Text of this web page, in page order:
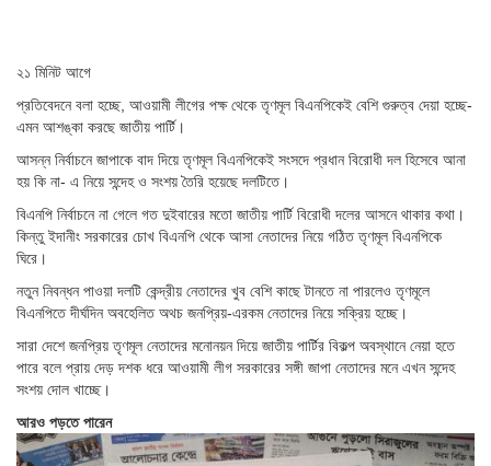
২১ মিনিট আগে
প্রতিবেদনে বলা হচ্ছে, আওয়ামী লীগের পক্ষ থেকে তৃণমূল বিএনপিকেই বেশি গুরুত্ব দেয়া হচ্ছে-
এমন আশঙ্কা করছে জাতীয় পার্টি।
আসন্ন নির্বাচনে জাপাকে বাদ দিয়ে তৃণমূল বিএনপিকেই সংসদে প্রধান বিরোধী দল হিসেবে আনা
হয় কি না- এ নিয়ে সন্দেহ ও সংশয় তৈরি হয়েছে দলটিতে।
বিএনপি নির্বাচনে না গেলে গত দুইবারের মতো জাতীয় পার্টি বিরোধী দলের আসনে থাকার কথা।
কিন্তু ইদানীং সরকারের চোখ বিএনপি থেকে আসা নেতাদের নিয়ে গঠিত তৃণমূল বিএনপিকে
ঘিরে।
নতুন নিবন্ধন পাওয়া দলটি কেন্দ্রীয় নেতাদের খুব বেশি কাছে টানতে না পারলেও তৃণমূলে
বিএনপিতে দীর্ঘদিন অবহেলিত অথচ জনপ্রিয়-এরকম নেতাদের নিয়ে সক্রিয় হচ্ছে।
সারা দেশে জনপ্রিয় তৃণমূল নেতাদের মনোনয়ন দিয়ে জাতীয় পার্টির বিকল্প অবস্থানে নেয়া হতে
পারে বলে প্রায় দেড় দশক ধরে আওয়ামী লীগ সরকারের সঙ্গী জাপা নেতাদের মনে এখন সন্দেহ
সংশয় দোল খাচ্ছে।
আরও পড়তে পারেন